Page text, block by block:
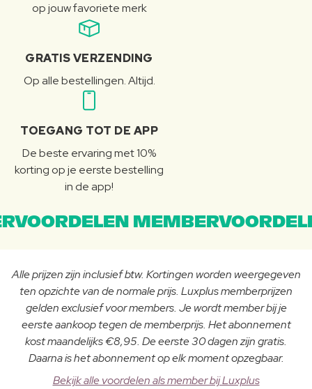
op jouw favoriete merk
GRATIS VERZENDING
Op alle bestellingen. Altijd.
TOEGANG TOT DE APP
De beste ervaring met 10%
korting op je eerste bestelling
in de app!
Alle prijzen zijn inclusief btw. Kortingen worden weergegeven
ten opzichte van de normale prijs. Luxplus memberprijzen
gelden exclusief voor members. Je wordt member bij je
eerste aankoop tegen de memberprijs. Het abonnement
kost maandelijks €8,95. De eerste 30 dagen zijn gratis.
Daarna is het abonnement op elk moment opzegbaar.
Bekijk alle voordelen als member bij Luxplus